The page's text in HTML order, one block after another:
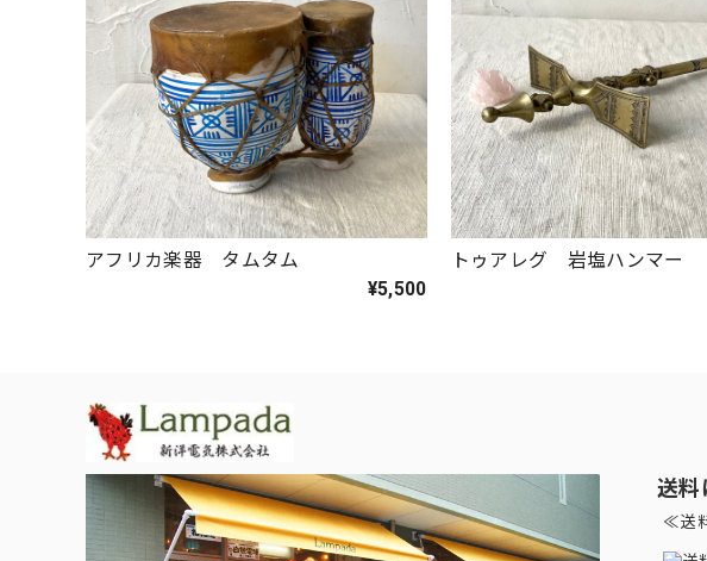
アフリカ楽器 タムタム
¥5,500
トゥアレグ 岩塩ハンマー
送料
≪送